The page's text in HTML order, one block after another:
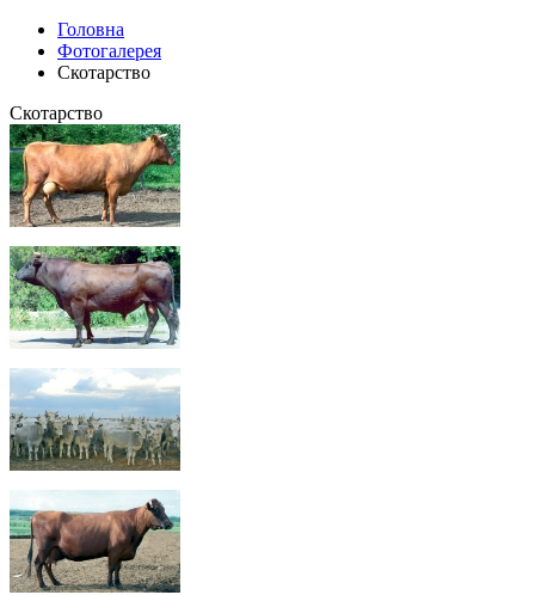
Головна
Фотогалерея
Скотарство
Скотарство